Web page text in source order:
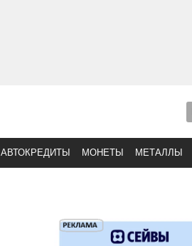
АВТОКРЕДИТЫ МОНЕТЫ МЕТАЛЛЫ